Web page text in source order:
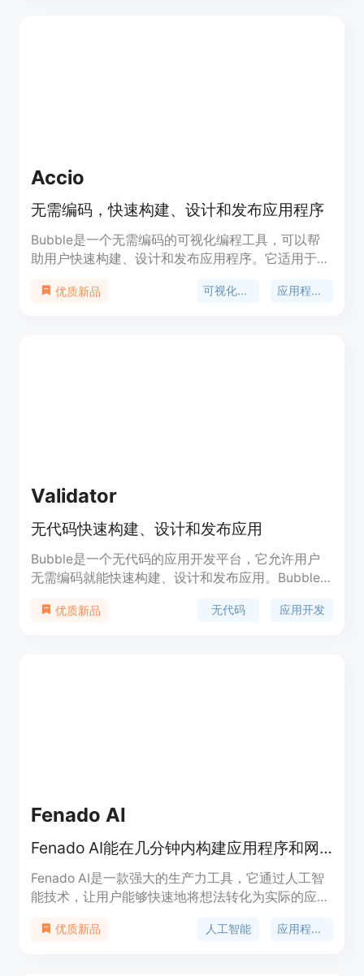
Accio
无需编码，快速构建、设计和发布应用程序
Bubble是一个无需编码的可视化编程工具，可以帮
助用户快速构建、设计和发布应用程序。它适用于初
直观的方式来创建应用程序，用户可以通过拖放元
优质新品 可视化编程 应用程序开发
Validator
无代码快速构建、设计和发布应用
Bubble是一个无代码的应用开发平台，它允许用户
无需编码就能快速构建、设计和发布应用。Bubble
各种编程场景。Bubble的定价策略根据不同的需求
优质新品 无代码 应用开发
Fenado AI
Fenado AI能在几分钟内构建应用程序和网站。
Fenado AI是一款强大的生产力工具，它通过人工智
能技术，让用户能够快速地将想法转化为实际的应用
降低技术门槛，使非技术人员也能轻松创建自己的数
优质新品 人工智能 应用程序开发